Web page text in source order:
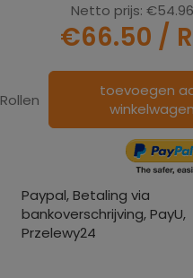
Netto prijs: €54.96
€66.50 /
Rollen
toevoegen
winkelwagen
Paypal, Betaling via
bankoverschrijving, PayU,
Przelewy24